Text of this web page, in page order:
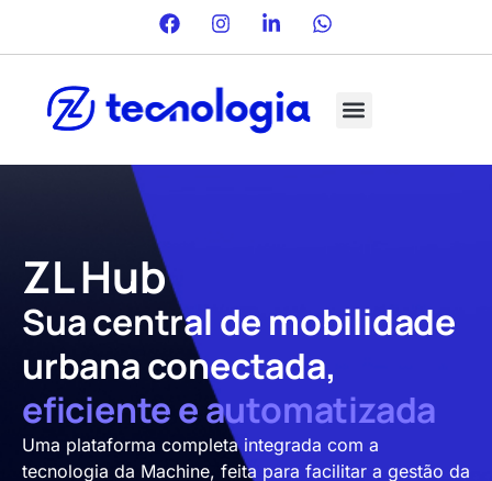
ZL Hub
Sua central de mobilidade
urbana conectada,
eficiente e automatizada
Uma plataforma completa integrada com a
tecnologia da Machine, feita para facilitar a gestão da